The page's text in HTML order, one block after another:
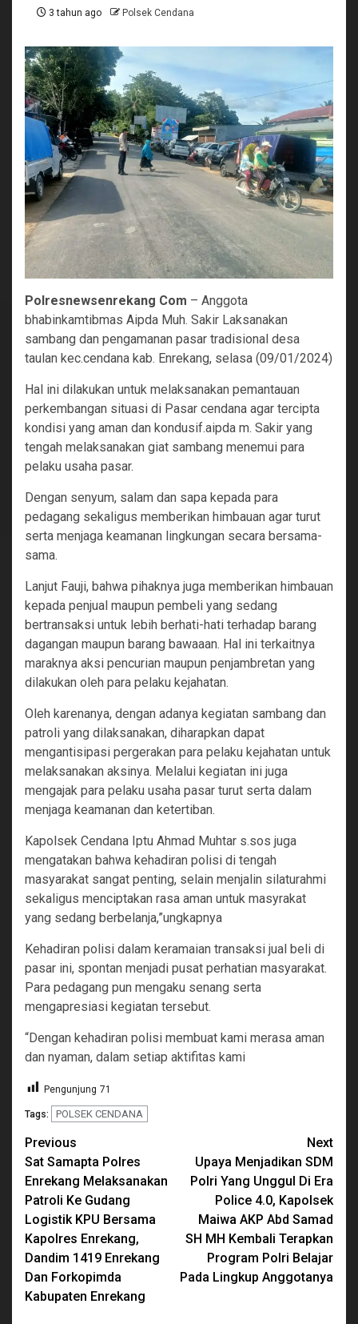
3 tahun ago Polsek Cendana
Polresnewsenrekang Com – Anggota
bhabinkamtibmas Aipda Muh. Sakir Laksanakan
sambang dan pengamanan pasar tradisional desa
taulan kec.cendana kab. Enrekang, selasa (09/01/2024)
Hal ini dilakukan untuk melaksanakan pemantauan
perkembangan situasi di Pasar cendana agar tercipta
kondisi yang aman dan kondusif.aipda m. Sakir yang
tengah melaksanakan giat sambang menemui para
pelaku usaha pasar.
Dengan senyum, salam dan sapa kepada para
pedagang sekaligus memberikan himbauan agar turut
serta menjaga keamanan lingkungan secara bersama-
sama.
Lanjut Fauji, bahwa pihaknya juga memberikan himbauan
kepada penjual maupun pembeli yang sedang
bertransaksi untuk lebih berhati-hati terhadap barang
dagangan maupun barang bawaaan. Hal ini terkaitnya
maraknya aksi pencurian maupun penjambretan yang
dilakukan oleh para pelaku kejahatan.
Oleh karenanya, dengan adanya kegiatan sambang dan
patroli yang dilaksanakan, diharapkan dapat
mengantisipasi pergerakan para pelaku kejahatan untuk
melaksanakan aksinya. Melalui kegiatan ini juga
mengajak para pelaku usaha pasar turut serta dalam
menjaga keamanan dan ketertiban.
Kapolsek Cendana Iptu Ahmad Muhtar s.sos juga
mengatakan bahwa kehadiran polisi di tengah
masyarakat sangat penting, selain menjalin silaturahmi
sekaligus menciptakan rasa aman untuk masyrakat
yang sedang berbelanja,”ungkapnya
Kehadiran polisi dalam keramaian transaksi jual beli di
pasar ini, spontan menjadi pusat perhatian masyarakat.
Para pedagang pun mengaku senang serta
mengapresiasi kegiatan tersebut.
“Dengan kehadiran polisi membuat kami merasa aman
dan nyaman, dalam setiap aktifitas kami
Pengunjung 71
Tags: POLSEK CENDANA
Continue
Reading
Previous
Sat Samapta Polres
Enrekang Melaksanakan
Patroli Ke Gudang
Logistik KPU Bersama
Kapolres Enrekang,
Dandim 1419 Enrekang
Dan Forkopimda
Kabupaten Enrekang
Next
Upaya Menjadikan SDM
Polri Yang Unggul Di Era
Police 4.0, Kapolsek
Maiwa AKP Abd Samad
SH MH Kembali Terapkan
Program Polri Belajar
Pada Lingkup Anggotanya